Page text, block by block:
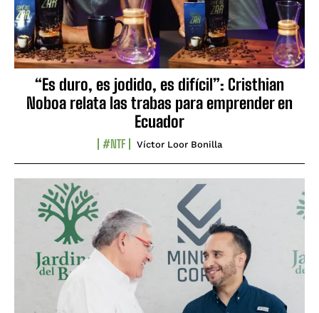
“Es duro, es jodido, es difícil”: Cristhian
Noboa relata las trabas para emprender en
Ecuador
#NTF Víctor Loor Bonilla